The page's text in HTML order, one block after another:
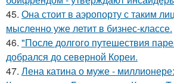
45. Она стоит в аэропорту с таким
мысленно уже летит в бизнес-классе.
46. "После долгого путешествия
добрался до северной Кореи.
47. Лена катина о муже -